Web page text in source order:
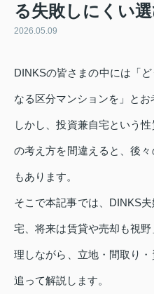
る失敗しにくい
2026.05.09
DINKSの皆さまの中には「
なる区分マンションを」とお
しかし、投資兼自宅という
の考え方を間違えると、後
もあります。
そこで本記事では、DINKS
宅、将来は賃貸や売却も視
理しながら、立地・間取り
追って解説します。